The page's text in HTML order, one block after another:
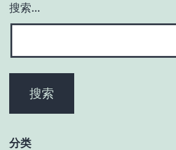
搜索…
分类